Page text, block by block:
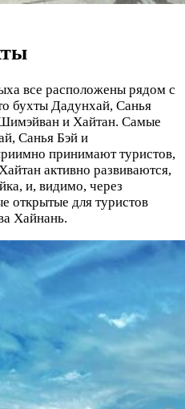
все расположены рядом с
бухты Дадунхай, Санья
и Хайтан. Самые
Санья Бэй и
принимают туристов,
активно развиваются,
и, видимо, через
открытые для туристов
Хайнань.